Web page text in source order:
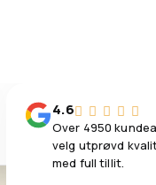
4.6
Over 4950
velg utprøvd
med full tillit.